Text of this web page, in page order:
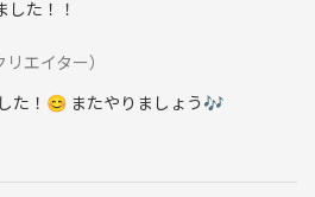
た！！
リエイター）
た！😊 またやりましょう🎶